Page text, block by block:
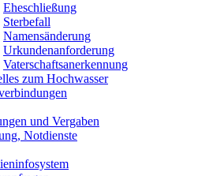
Eheschließung
Sterbefall
Namensänderung
Urkundenanforderung
Vaterschaftsanerkennung
zum Hochwasser
und Vergaben
Notdienste